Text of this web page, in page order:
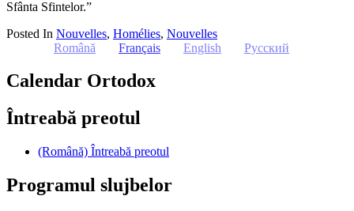
Sfânta Sfintelor.”
Posted In Nouvelles, Homélies, Nouvelles
Română
Français English Русский
Calendar Ortodox
Întreabă preotul
(Română) Întreabă preotul
Programul slujbelor